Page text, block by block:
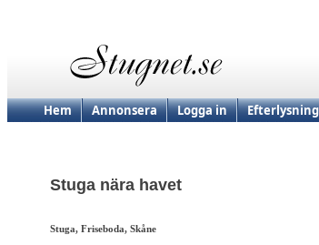
Hem Annonsera Logga in
Stuga nära havet
Stuga, Friseboda, Skåne